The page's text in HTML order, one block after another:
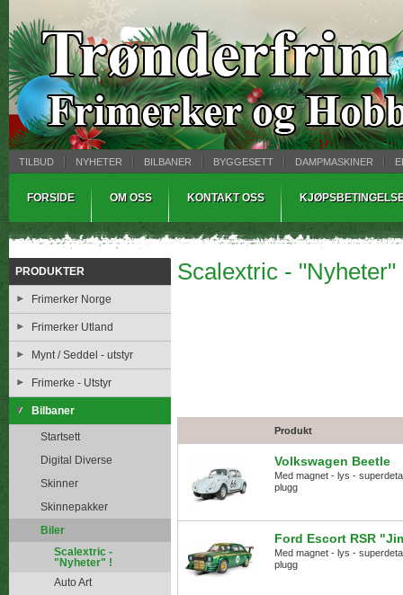
TILBUD NYHETER BILBANER BYGGESETT DAMPMASKINER
FORSIDE OM OSS KONTAKT OSS
PRODUKTER
Frimerker Norge
Frimerker Utland
Mynt / Seddel - utstyr
Frimerke - Utstyr
Bilbaner
Startsett
Digital Diverse
Skinner
Skinnepakker
Biler
Scalextric -
"Nyheter" !
Auto Art
Scalextric - "Nyheter"
Produkt
Volkswagen Beetle
Med magnet - lys -
plugg
Ford Escort RSR
Med magnet - lys -
plugg